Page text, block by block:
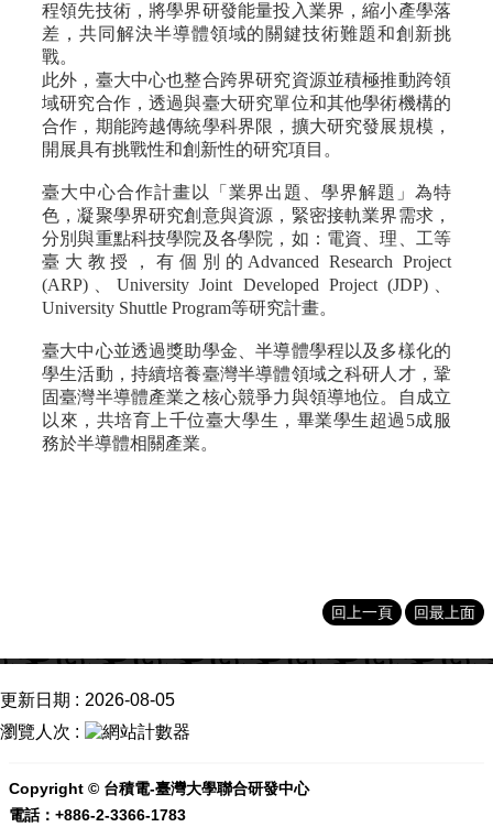
聯
我
們
導
體
程領先技術，將學界研發能量投入業界，縮小產學落
差，共同解決半導體領域的關鍵技術難題和創新挑
戰。
此外，臺大中心也整合跨界研究資源並積極推動跨領
域研究合作，透過與臺大研究單位和其他學術機構的
合作，期能跨越傳統學科界限，擴大研究發展規模，
開展具有挑戰性和創新性的研究項目。
臺大中心合作計畫以「業界出題、學界解題」為特
色，凝聚學界研究創意與資源，緊密接軌業界需求，
分別與重點科技學院及各學院，如：電資、理、工等
臺大教授，有個別的Advanced Research Project
(ARP)、University Joint Developed Project (JDP)、
University Shuttle Program等研究計畫。
臺大中心並透過獎助學金、半導體學程以及多樣化的
學生活動，持續培養臺灣半導體領域之科研人才，鞏
固臺灣半導體產業之核心競爭力與領導地位。自成立
以來，共培育上千位臺大學生，畢業學生超過5成服
務於半導體相關產業。
回上一頁 回最上面
更新日期
2026-08-05
瀏覽人次
Copyright © 台積電-臺灣大學聯合研發中心
電話：+886-2-3366-1783